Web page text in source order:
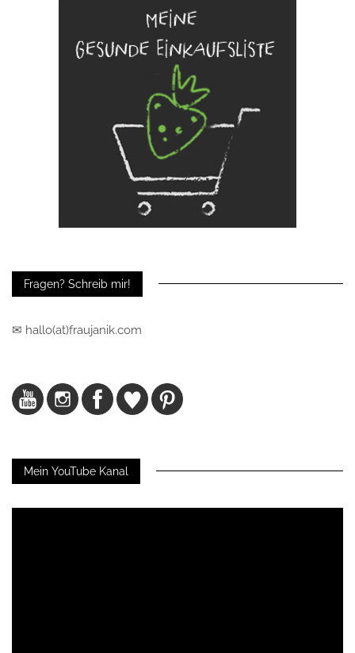
Fragen? Schreib mir!
✉ hallo(at)fraujanik.com
Mein YouTube Kanal